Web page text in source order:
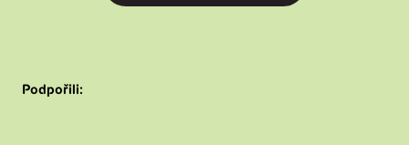
Podpořili: